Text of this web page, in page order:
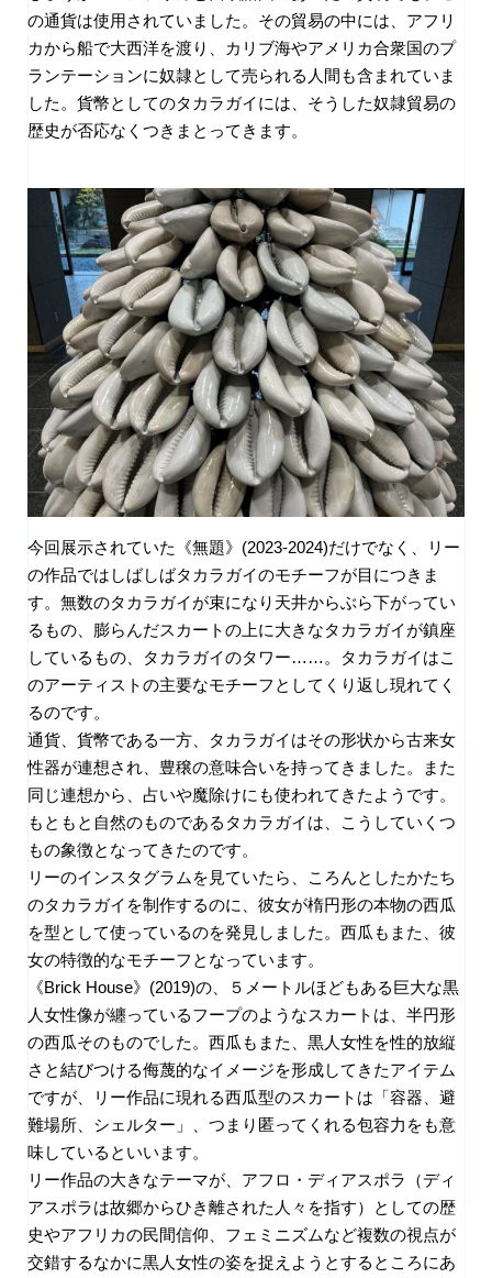
の通貨は使用されていました。その貿易の中には、アフリ
カから船で大西洋を渡り、カリブ海やアメリカ合衆国のプ
ランテーションに奴隷として売られる人間も含まれていま
した。貨幣としてのタカラガイには、そうした奴隷貿易の
歴史が否応なくつきまとってきます。
今回展示されていた《無題》(2023-2024)だけでなく、リー
の作品ではしばしばタカラガイのモチーフが目につきま
す。無数のタカラガイが束になり天井からぶら下がってい
るもの、膨らんだスカートの上に大きなタカラガイが鎮座
しているもの、タカラガイのタワー……。タカラガイはこ
のアーティストの主要なモチーフとしてくり返し現れてく
るのです。
通貨、貨幣である一方、タカラガイはその形状から古来女
性器が連想され、豊穣の意味合いを持ってきました。また
同じ連想から、占いや魔除けにも使われてきたようです。
もともと自然のものであるタカラガイは、こうしていくつ
もの象徴となってきたのです。
リーのインスタグラムを見ていたら、ころんとしたかたち
のタカラガイを制作するのに、彼女が楕円形の本物の西瓜
を型として使っているのを発見しました。西瓜もまた、彼
女の特徴的なモチーフとなっています。
《Brick House》 (2019)の、５メートルほどもある巨大な黒
人女性像が纏っているフープのようなスカートは、半円形
の西瓜そのものでした。西瓜もまた、黒人女性を性的放縦
さと結びつける侮蔑的なイメージを形成してきたアイテム
ですが、リー作品に現れる西瓜型のスカートは「容器、避
難場所、シェルター」、つまり匿ってくれる包容力をも意
味しているといいます。
リー作品の大きなテーマが、アフロ・ディアスポラ（ディ
アスポラは故郷からひき離された人々を指す）としての歴
史やアフリカの民間信仰、フェミニズムなど複数の視点が
交錯するなかに黒人女性の姿を捉えようとするところにあ